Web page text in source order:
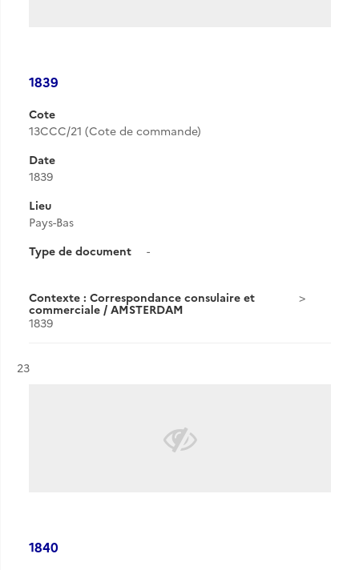
1839
Cote
13CCC/21 (Cote de commande)
Date
1839
Lieu
Pays-Bas
Type de document
-
Contexte : Correspondance consulaire et
commerciale / AMSTERDAM
1839
Résultat n°
23
1840